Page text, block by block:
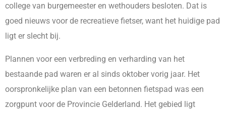
college van burgemeester en wethouders besloten. Dat is
goed nieuws voor de recreatieve fietser, want het huidige pad
ligt er slecht bij.
Plannen voor een verbreding en verharding van het
bestaande pad waren er al sinds oktober vorig jaar. Het
oorspronkelijke plan van een betonnen fietspad was een
zorgpunt voor de Provincie Gelderland. Het gebied ligt